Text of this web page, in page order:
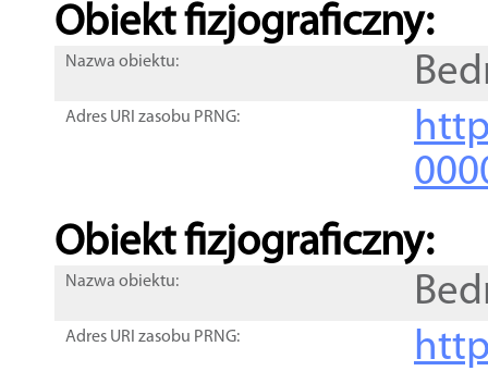
Obiekt fizjograficzny:
Nazwa obiektu:
Adres URI zasobu PRNG:
Obiekt fizjograficzny:
Nazwa obiektu:
Adres URI zasobu PRNG: